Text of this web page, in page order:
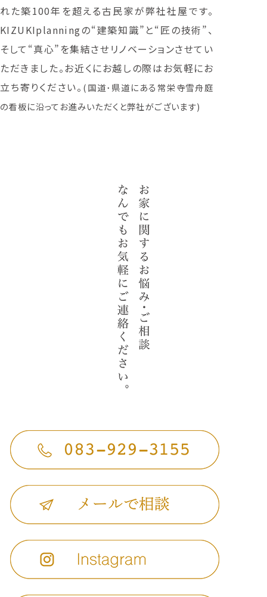
れた築100年を超える古民家が弊社社屋です。
KIZUKIplanningの“建築知識”と“匠の技術”、
そして“真心”を集結させリノベーションさせてい
ただきました。お近くにお越しの際はお気軽にお
立ち寄りください。 (国道･県道にある常栄寺雪舟庭
の看板に沿ってお進みいただくと弊社がございます)